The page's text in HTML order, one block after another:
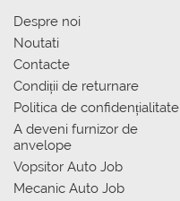
Despre noi
Noutati
Contacte
Condiții de returnare
Politica de confidențialitate
A deveni furnizor de
anvelope
Vopsitor Auto Job
Mecanic Auto Job